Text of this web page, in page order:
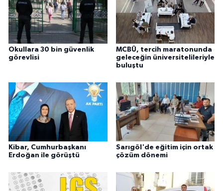
Okullara 30 bin güvenlik
görevlisi
MCBÜ, tercih maratonunda
geleceğin üniversitelileriyle
buluştu
Kibar, Cumhurbaşkanı
Erdoğan ile görüştü
Sarıgöl'de eğitim için ortak
çözüm dönemi